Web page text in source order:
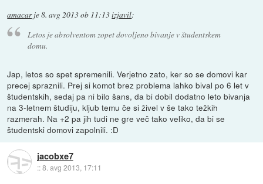
amacarje8. avg 2013 ob 11:13izjavil:
Letos je absolventom zopet dovoljeno bivanje v študentskem
domu.
Jap, letos so spet spremenili. Verjetno zato, ker so se domovi kar
precej spraznili. Prej si komot brez problema lahko bival po 6 let v
študentskih, sedaj pa ni bilo šans, da bi dobil dodatno leto bivanja
na 3-letnem študiju, kljub temu če si živel v še tako težkih
razmerah. Na +2 pa jih tudi ne gre več tako veliko, da bi se
študentski domovi zapolnili. :D
jacobxe7
::8. avg 2013, 17:11